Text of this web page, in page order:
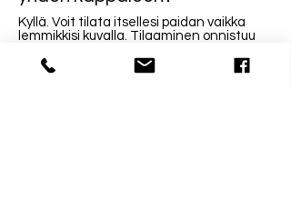
Kyllä. Voit tilata itsellesi paidan vaikka
lemmikkisi kuvalla. Tilaaminen onnistuu
toimituksen voit valita joko lähimpään
postipisteeseen tai kotiovelle.